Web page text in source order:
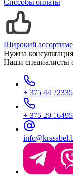
Способы оплаты
Широкий
Нужна
Наши специалисты
+ 375 44
+ 375 29